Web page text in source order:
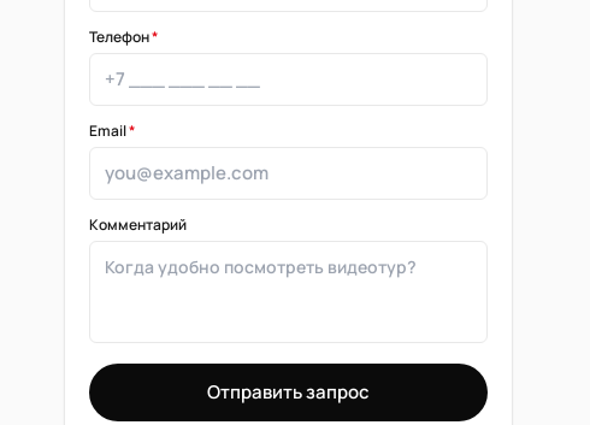
Телефон*
Email*
Комментарий
Отправить запрос